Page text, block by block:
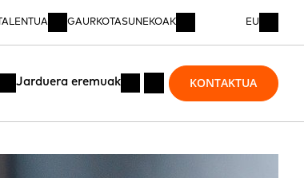
TALENTUA GAURKOTASUNEKOAK EU
Jarduera eremuak KONTAKTUA